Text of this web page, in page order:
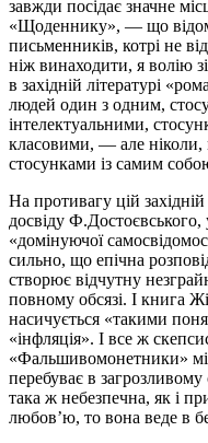
завжди посідає значне
«Щоденнику», — що
письменників, котрі не
ніж винаходити, я волію
в західній літературі
людей один з одним,
інтелектуальними,
класовими, — але ніколи,
стосунками із самим
На противагу цій західній
досвіду
«домінуючої
сильно, що епічна
створює відчутну
повному обсязі. І книга
насичується «такими
«інфляція». І все ж
«Фальшивомонетники»
перебуває в
така ж небезпечна, як і
любов’ю, то вона веде в